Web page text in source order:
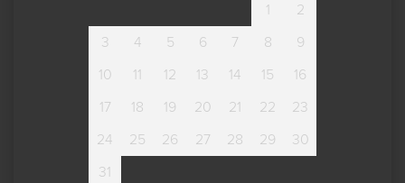
1
2
3
4 5 6 7 8
9
10
11 12 13 14 15
16
17
18 19 20 21 22
23
24
25 26 27 28 29
30
31